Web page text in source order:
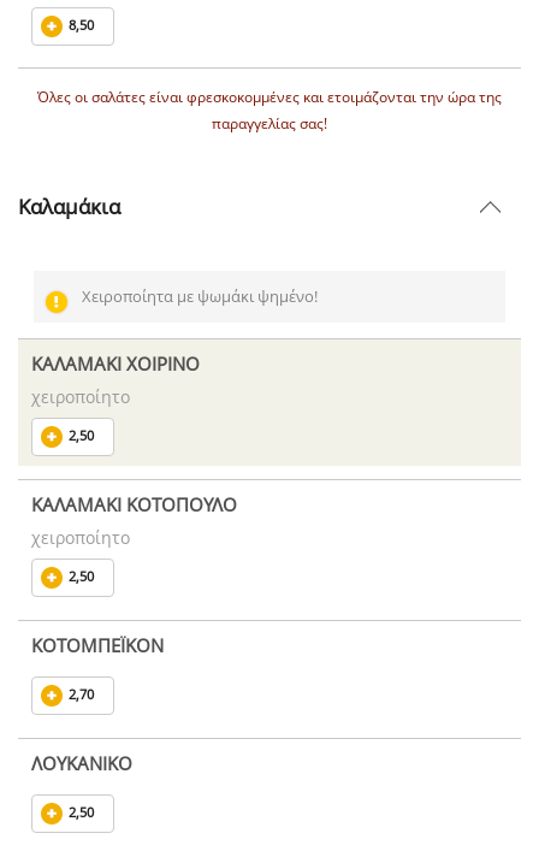
8,50
Όλες οι σαλάτες είναι φρεσκοκομμένες και ετοιμάζονται την ώρα της
παραγγελίας σας!
Καλαμάκια
Χειροποίητα με ψωμάκι ψημένο!
ΚΑΛΑΜΑΚΙ ΧΟΙΡΙΝΟ
χειροποίητο
2,50
ΚΑΛΑΜΑΚΙ ΚΟΤΟΠΟΥΛΟ
χειροποίητο
2,50
ΚΟΤΟΜΠΕΪΚΟΝ
2,70
ΛΟΥΚΑΝΙΚΟ
2,50